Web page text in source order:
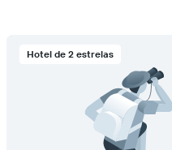
Hotel de 2 estrelas